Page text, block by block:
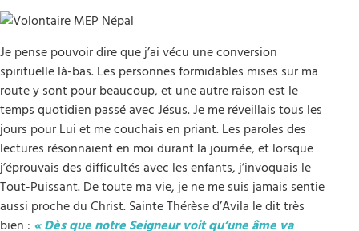
Je pense pouvoir dire que j’ai vécu une conversion
spirituelle là-bas. Les personnes formidables mises sur ma
route y sont pour beaucoup, et une autre raison est le
temps quotidien passé avec Jésus. Je me réveillais tous les
jours pour Lui et me couchais en priant. Les paroles des
lectures résonnaient en moi durant la journée, et lorsque
j’éprouvais des difficultés avec les enfants, j’invoquais le
Tout-Puissant. De toute ma vie, je ne me suis jamais sentie
aussi proche du Christ. Sainte Thérèse d’Avila le dit très
bien : « Dès que notre Seigneur voit qu’une âme va